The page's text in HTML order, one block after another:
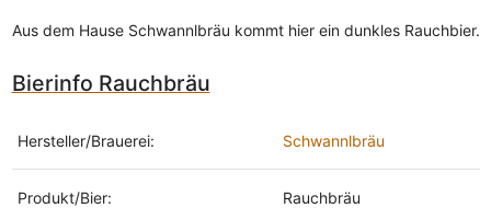
Aus dem Hause Schwannlbräu kommt hier ein dunkles Rauchbier.
Bierinfo Rauchbräu
Hersteller/Brauerei: Schwannlbräu
Produkt/Bier: Rauchbräu